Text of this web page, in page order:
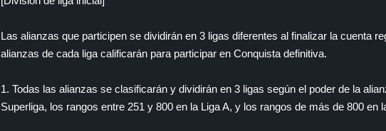
Las alianzas que participen se dividirán en 3 ligas diferentes al finalizar la cuenta
alianzas de cada liga calificarán para participar en Conquista definitiva.
1. Todas las alianzas se clasificarán y dividirán en 3 ligas según el poder de la
Superliga, los rangos entre 251 y 800 en la Liga A, y los rangos de más de 800 en